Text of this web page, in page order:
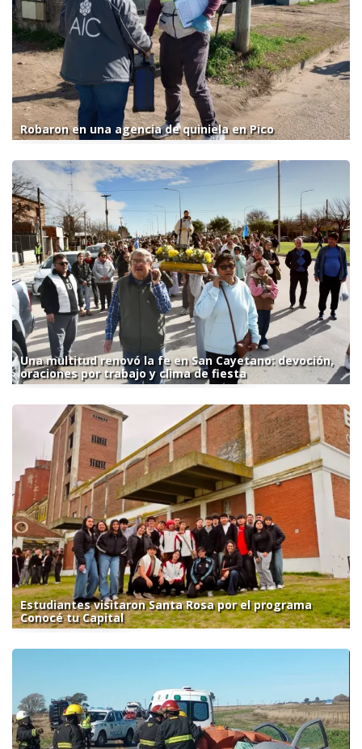
Robaron en una agencia de quiniela en Pico
Una multitud renovó la fe en San Cayetano: devoción,
oraciones por trabajo y clima de fiesta
Estudiantes visitaron Santa Rosa por el programa
Conocé tu Capital